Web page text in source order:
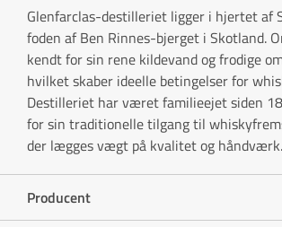
Glenfarclas-destilleriet ligger i hjertet af
foden af Ben Rinnes-bjerget i Skotland.
kendt for sin rene kildevand og frodige
hvilket skaber ideelle betingelser for
Destilleriet har været familieejet siden
for sin traditionelle tilgang til
der lægges vægt på kvalitet og håndværk.
Producent